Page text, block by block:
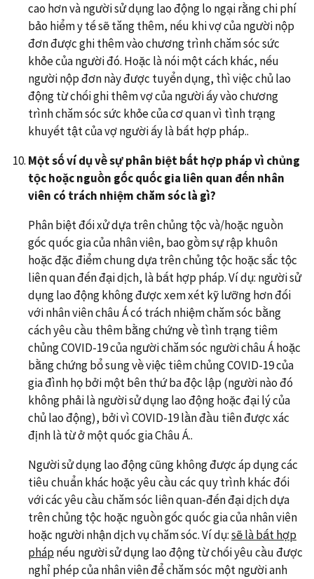
cao hơn và người sử dụng lao động lo ngại rằng chi phí
bảo hiểm y tế sẽ tăng thêm, nếu khi vợ của người nộp
đơn được ghi thêm vào chương trình chăm sóc sức
khỏe của người đó. Hoặc là nói một cách khác, nếu
người nộp đơn này được tuyển dụng, thì việc chủ lao
động từ chối ghi thêm vợ của người ấy vào chương
trình chăm sóc sức khỏe của cơ quan vì tình trạng
khuyết tật của vợ người ấy là bất hợp pháp..
Một số ví dụ về sự phân biệt bất hợp pháp vì chủng
tộc hoặc nguồn gốc quốc gia liên quan đến nhân
viên có trách nhiệm chăm sóc là gì?
Phân biệt đối xử dựa trên chủng tộc và/hoặc nguồn
gốc quốc gia của nhân viên, bao gồm sự rập khuôn
hoặc đặc điểm chung dựa trên chủng tộc hoặc sắc tộc
liên quan đến đại dịch, là bất hợp pháp. Ví dụ: người sử
dụng lao động không được xem xét kỹ lưỡng hơn đối
với nhân viên châu Á có trách nhiệm chăm sóc bằng
cách yêu cầu thêm bằng chứng về tình trạng tiêm
chủng COVID-19 của người chăm sóc người châu Á hoặc
bằng chứng bổ sung về việc tiêm chủng COVID-19 của
gia đình họ bởi một bên thứ ba độc lập (người nào đó
không phải là người sử dụng lao động hoặc đại lý của
chủ lao động), bởi vì COVID-19 lần đầu tiên được xác
định là từ ở một quốc gia Châu Á..
Người sử dụng lao động cũng không được áp dụng các
tiêu chuẩn khác hoặc yêu cầu các quy trình khác đối
với các yêu cầu chăm sóc liên quan-đến đại dịch dựa
trên chủng tộc hoặc nguồn gốc quốc gia của nhân viên
hoặc người nhận dịch vụ chăm sóc. Ví dụ:sẽ là bất hợp
pháp nếu người sử dụng lao động từ chối yêu cầu được
nghỉ phép của nhân viên để chăm sóc một người anh